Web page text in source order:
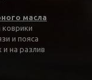
масла
коврики
и пояса
на разлив